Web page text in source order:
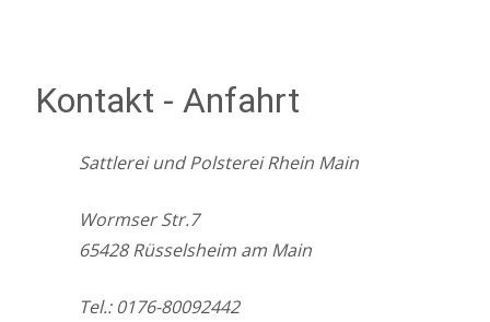
Kontakt - Anfahrt
Sattlerei und Polsterei Rhein Main
Wormser Str.7
65428 Rüsselsheim am Main
Tel.: 0176-80092442